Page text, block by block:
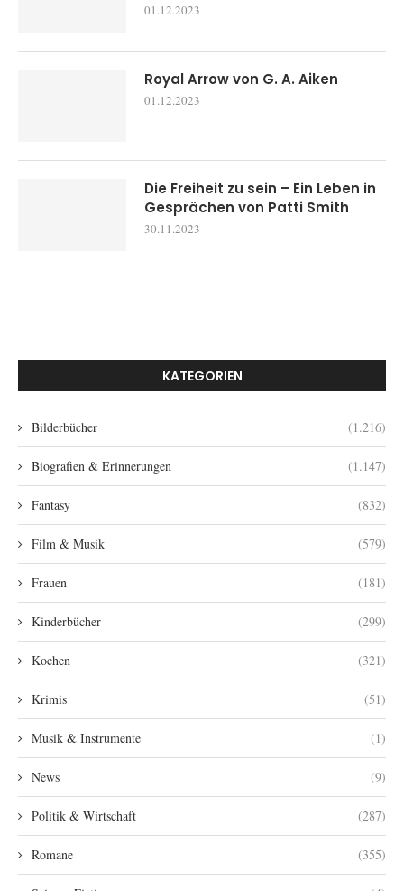
01.12.2023
Royal Arrow von G. A. Aiken
01.12.2023
Die Freiheit zu sein – Ein Leben in
Gesprächen von Patti Smith
30.11.2023
KATEGORIEN
Bilderbücher (1.216)
Biografien & Erinnerungen (1.147)
Fantasy (832)
Film & Musik (579)
Frauen (181)
Kinderbücher (299)
Kochen (321)
Krimis (51)
Musik & Instrumente (1)
News (9)
Politik & Wirtschaft (287)
Romane (355)